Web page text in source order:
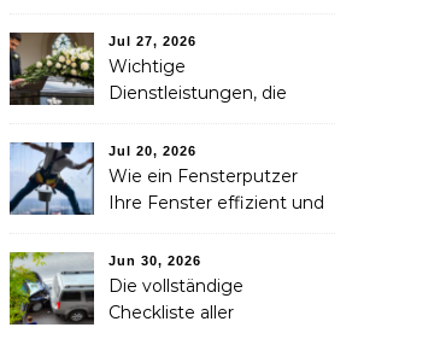
Familie in Betracht ziehen
sollte
Jul 27, 2026
Wichtige
Dienstleistungen, die
Verlust eines geliebten
Menschen helfen können
Jul 20, 2026
Wie ein Fensterputzer
Ihre Fenster effizient und
Jun 30, 2026
Die vollständige
Checkliste aller